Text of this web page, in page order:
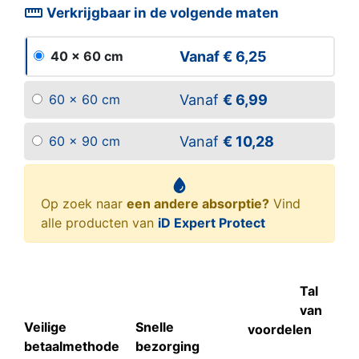
straighten Verkrijgbaar in de volgende maten
40 x 60 cm Vanaf€ 6,25
60 x 60 cm Vanaf € 6,99
60 x 90 cm Vanaf € 10,28
Op zoek naar een andere absorptie? Vind
alle producten van iD Expert Protect
Veilige
betaalmethode
Snelle
bezorging
Tal
van
voordelen